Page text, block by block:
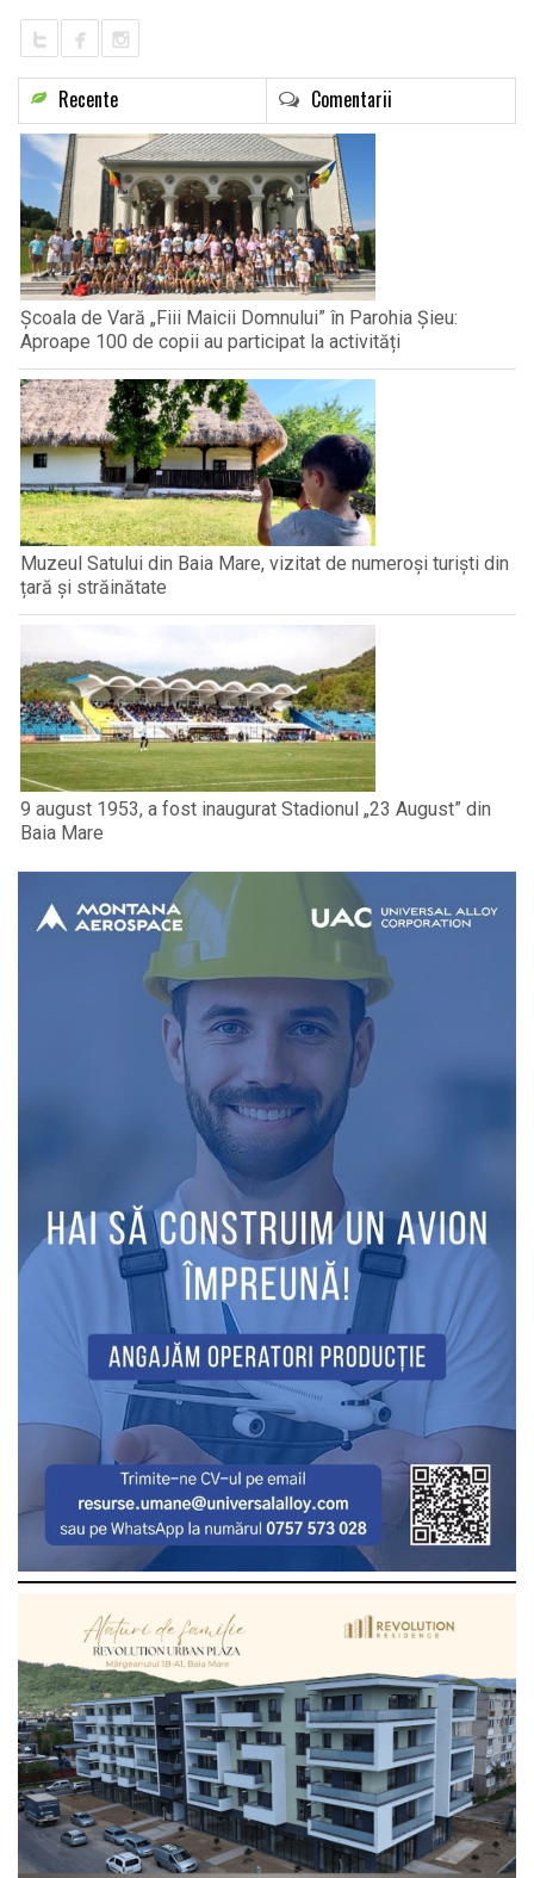
Recente Comentarii
Școala de Vară „Fiii Maicii Domnului” în Parohia Șieu:
Aproape 100 de copii au participat la activități
Muzeul Satului din Baia Mare, vizitat de numeroși turiști din
țară și străinătate
9 august 1953, a fost inaugurat Stadionul „23 August” din
Baia Mare